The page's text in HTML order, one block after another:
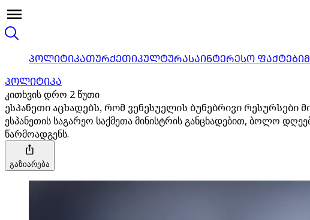
ᲞᲝᲚᲘᲢᲘᲙᲐᲗᲣᲠᲥᲔᲗᲘᲙᲣᲚᲢᲣᲠᲐᲡᲐᲘᲜᲢᲔᲠᲔᲡᲝ ᲤᲐᲥᲢᲔᲑᲘ
ᲞᲝᲚᲘᲢᲘᲙᲐ
კითხვის დრო 2 წუთი
ესპანეთი აცხადებს, რომ ვენესუელის ბუნებრივი რესურსები
ესპანეთის საგარეო საქმეთა მინისტრის განცხადებით, ბოლო
წარმოადგენს.
გაზიარება